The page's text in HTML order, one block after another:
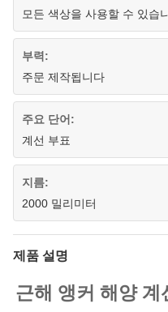
모든 색상을 사용할 수 있습
부력:
주문 제작됩니다
주요 단어:
계선 부표
지름:
2000 밀리미터
제품 설명
근해 앵커 해양